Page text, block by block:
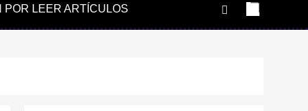
POR LEER ARTÍCULOS